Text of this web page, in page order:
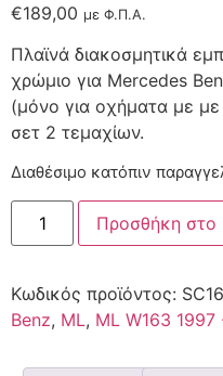
€189,00 με Φ.Π.Α.
Πλαϊνά διακοσμητικά
χρώμιο για Mercedes
(μόνο για οχήματα με
σετ 2 τεμαχίων.
Διαθέσιμο κατόπιν
Προσθήκη στο
Κωδικός προϊόντος:
Benz, ML, ML W163